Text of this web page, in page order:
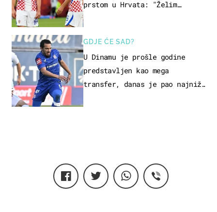
prstom u Hrvata: "Želim
GDJE ĆE SAD?
U Dinamu je prošle godine
predstavljen kao mega
transfer, danas je pao najniže